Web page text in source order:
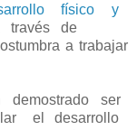
físico y
de
a trabajar
ser
el desarrollo